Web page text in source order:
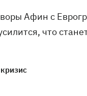
Афин с
что